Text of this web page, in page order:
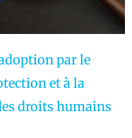
par le
et à la
droits humains